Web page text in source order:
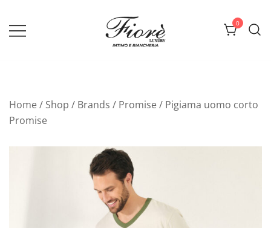
contenuto
0
Home/ Shop / Brands / Promise/ Pigiama uomo corto
Promise